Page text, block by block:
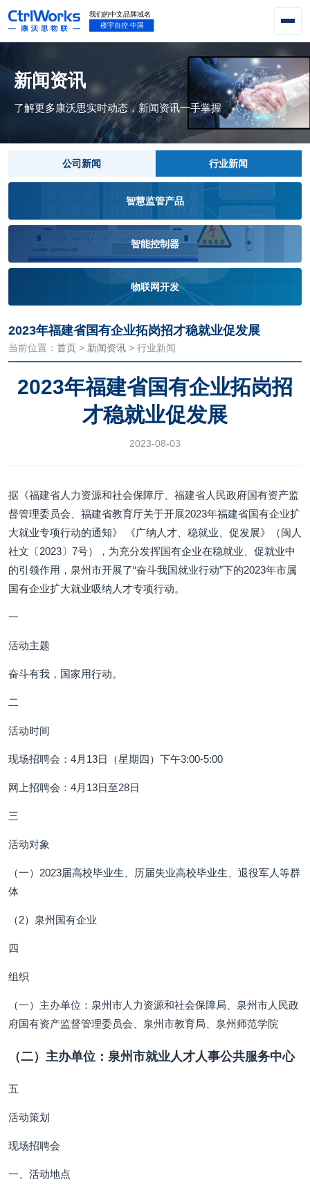
新闻资讯
了解更多康沃思实时动态，新闻资讯一手掌握
公司新闻 行业新闻
智慧监管产品
智能控制器
物联网开发
2023年福建省国有企业拓岗招才稳就业促发展
当前位置： 首页 > 新闻资讯 > 行业新闻
2023年福建省国有企业拓岗招
才稳就业促发展
2023-08-03
据《福建省人力资源和社会保障厅、福建省人民政府国有资产监
督管理委员会、福建省教育厅关于开展2023年福建省国有企业扩
大就业专项行动的通知》 《广纳人才、稳就业、促发展》（闽人
社文〔2023〕7号），为充分发挥国有企业在稳就业、促就业中
的引领作用，泉州市开展了“奋斗我国就业行动”下的2023年市属
国有企业扩大就业吸纳人才专项行动。
一
活动主题
奋斗有我，国家用行动。
二
活动时间
现场招聘会：4月13日（星期四）下午3:00-5:00
网上招聘会：4月13日至28日
三
活动对象
（一）2023届高校毕业生、历届失业高校毕业生、退役军人等群
体
（2）泉州国有企业
四
组织
（一）主办单位：泉州市人力资源和社会保障局、泉州市人民政
府国有资产监督管理委员会、泉州市教育局、泉州师范学院
（二）主办单位：泉州市就业人才人事公共服务中心
五
活动策划
现场招聘会
一、活动地点